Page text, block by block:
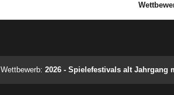
Wettbewerb:2026 - Spielefestivals alt Jahrgang mit+stark - Spieltag 1 - Festival